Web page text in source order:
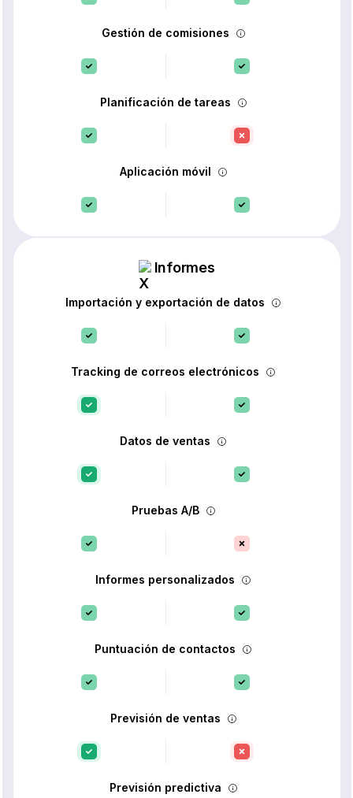
Gestión de comisiones
Planificación de tareas
Aplicación móvil
Informes
Importación y exportación de datos
Tracking de correos electrónicos
Datos de ventas
Pruebas A/B
Informes personalizados
Puntuación de contactos
Previsión de ventas
Previsión predictiva